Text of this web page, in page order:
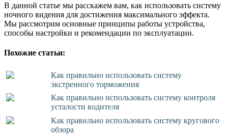
В данной статье мы расскажем вам, как использовать систему
ночного видения для достижения максимального эффекта.
Мы рассмотрим основные принципы работы устройства,
способы настройки и рекомендации по эксплуатации.
Похожие статьи:
Как правильно использовать систему
экстренного торможения
Как правильно использовать систему контроля
усталости водителя
Как правильно использовать систему кругового
обзора